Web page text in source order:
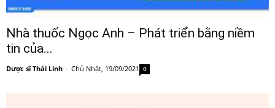
Nhà thuốc Ngọc Anh – Phát triển bằng niềm
tin của...
Dược sĩ Thái Linh - Chủ Nhật, 19/09/2021 0